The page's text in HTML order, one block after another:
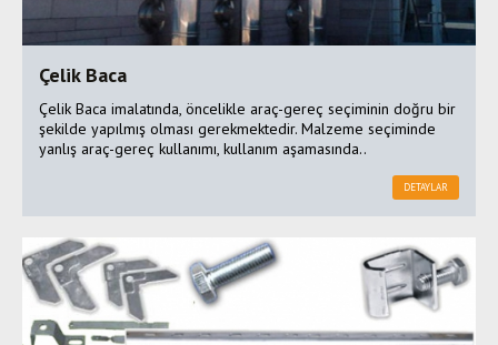
Çelik Baca
Çelik Baca imalatında, öncelikle araç-gereç seçiminin doğru bir
şekilde yapılmış olması gerekmektedir. Malzeme seçiminde
yanlış araç-gereç kullanımı, kullanım aşamasında..
DETAYLAR